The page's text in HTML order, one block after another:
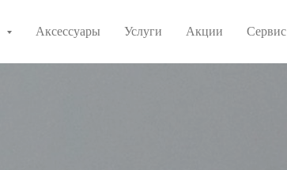
Аксессуары Услуги Акции Сервис